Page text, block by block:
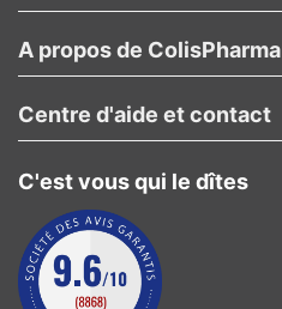
A propos de ColisPharma
C'est vous qui le dîtes
Centre d'aide et contact